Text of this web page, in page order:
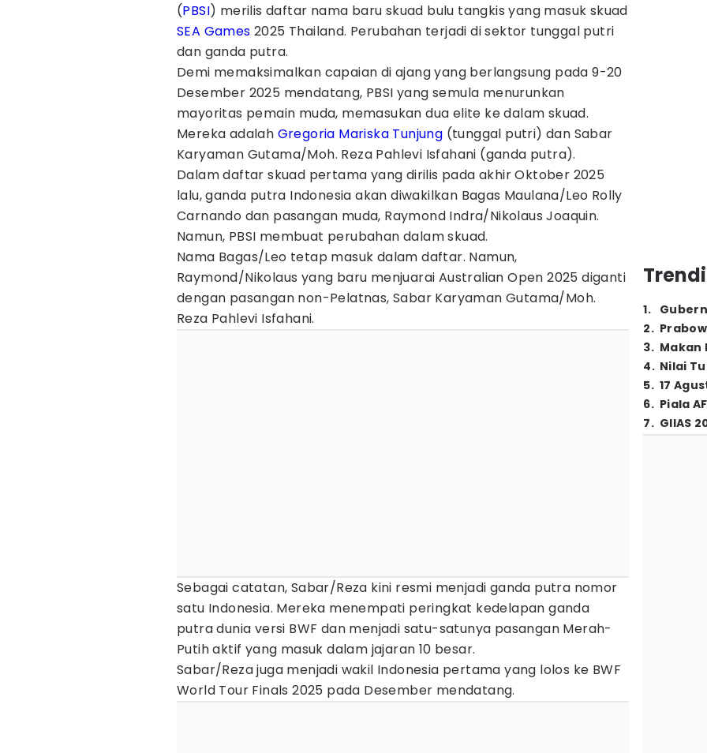
(PBSI) merilis daftar nama baru skuad bulu tangkis yang masuk skuad
SEA Games 2025 Thailand. Perubahan terjadi di sektor tunggal putri
dan ganda putra.
Demi memaksimalkan capaian di ajang yang berlangsung pada 9-20
Desember 2025 mendatang, PBSI yang semula menurunkan
mayoritas pemain muda, memasukan dua elite ke dalam skuad.
Mereka adalah Gregoria Mariska Tunjung (tunggal putri) dan Sabar
Karyaman Gutama/Moh. Reza Pahlevi Isfahani (ganda putra).
Dalam daftar skuad pertama yang dirilis pada akhir Oktober 2025
lalu, ganda putra Indonesia akan diwakilkan Bagas Maulana/Leo Rolly
Carnando dan pasangan muda, Raymond Indra/Nikolaus Joaquin.
Namun, PBSI membuat perubahan dalam skuad.
Nama Bagas/Leo tetap masuk dalam daftar. Namun,
Raymond/Nikolaus yang baru menjuarai Australian Open 2025 diganti
dengan pasangan non-Pelatnas, Sabar Karyaman Gutama/Moh.
Reza Pahlevi Isfahani.
Sebagai catatan, Sabar/Reza kini resmi menjadi ganda putra nomor
satu Indonesia. Mereka menempati peringkat kedelapan ganda
putra dunia versi BWF dan menjadi satu-satunya pasangan Merah-
Putih aktif yang masuk dalam jajaran 10 besar.
Sabar/Reza juga menjadi wakil Indonesia pertama yang lolos ke BWF
World Tour Finals 2025 pada Desember mendatang.
1.
2.
3. Makan
4. Nilai
5. 17
6. Piala
7. GIIAS